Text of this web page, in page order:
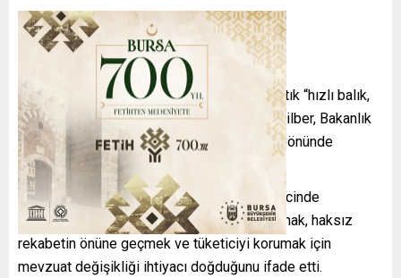
“Büyük balık, küçük balığı yer” anlayışının artık “hızlı balık,
yavaş balığı yutar”a evrildiğini ifade eden Dilber, Bakanlık
olarak sektörlerin dünyayla adapte olması yönünde
çalışmalar yaptıklarını kaydetti.
Dilber, gelişen teknolojiye adaptasyon sürecinde
sektörlerin dünya piyasasında gücünü artırmak, haksız
rekabetin önüne geçmek ve tüketiciyi korumak için
mevzuat değişikliği ihtiyacı doğduğunu ifade etti.